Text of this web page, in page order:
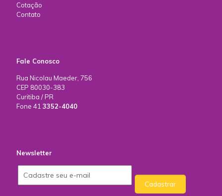
Cotação
Contato
Fale Conosco
Rua Nicolau Maeder, 756
CEP 80030-383
Curitiba / PR
Fone 41 3352-4040
Newsletter